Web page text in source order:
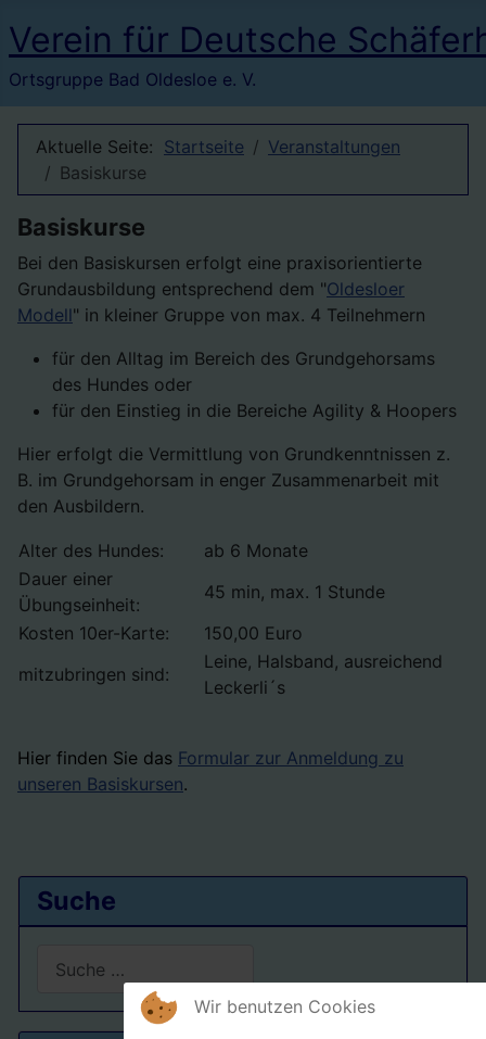
Verein für Deutsche
Ortsgruppe Bad Oldesloe e. V.
Suche
Type 2 or more characters for results.
Aktuelle Seite: Startseite
Veranstaltungen
Basiskurse
Basiskurse
Bei den Basiskursen erfolgt eine praxisorientierte
Grundausbildung entsprechend dem "Oldesloer
Modell" in kleiner Gruppe von max. 4 Teilnehmern
für den Alltag im Bereich des Grundgehorsams
des Hundes oder
für den Einstieg in die Bereiche Agility & Hoopers
Hier erfolgt die Vermittlung von Grundkenntnissen z.
B. im Grundgehorsam in enger Zusammenarbeit mit
den Ausbildern.
Alter des Hundes:
ab 6 Monate
Dauer einer
Übungseinheit:
45 min, max. 1 Stunde
Kosten 10er-Karte:
150,00 Euro
mitzubringen sind:
Leine, Halsband, ausreichend
Leckerli´s
Hier finden Sie das Formular zur Anmeldung zu
unseren Basiskursen.
Wir benutzen Cookies